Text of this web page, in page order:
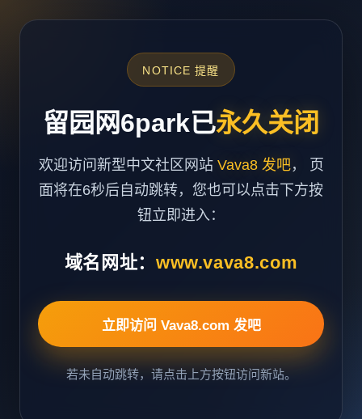
NOTICE 提醒
留园网6park已永久关闭
欢迎访问新型中文社区网站 Vava8 发吧， 页
面将在6秒后自动跳转，您也可以点击下方按
钮立即进入：
域名网址： www.vava8.com
立即访问 Vava8.com 发吧
若未自动跳转，请点击上方按钮访问新站。